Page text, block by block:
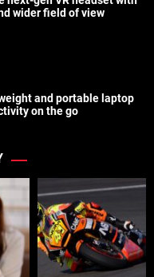
wider field of view
and portable laptop
on the go